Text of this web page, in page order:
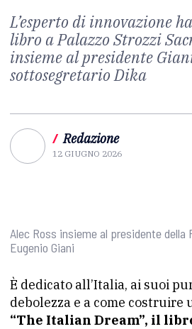
L’esperto di innovazione
libro a Palazzo Strozzi
insieme al presidente
sottosegretario Dika
/ Redazione
12 GIUGNO 2026
Alec Ross insieme al presidente della
Eugenio Giani
È dedicato all’Italia, ai suoi
debolezza e a come
“The Italian Dream”, il